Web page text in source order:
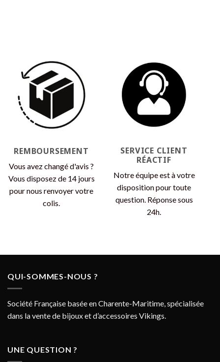
REMBOURSEMENT
Vous avez changé d'avis ?
Vous disposez de 14 jours
pour nous renvoyer votre
colis.
SERVICE CLIENT
RÉACTIF
Notre équipe est à votre
disposition pour toute
question. Réponse sous
24h.
QUI-SOMMES-NOUS ?
Société Française basée en Charente-Maritime, spécialisée
dans la vente de bijoux et d’accessoires Vikings.
UNE QUESTION ?